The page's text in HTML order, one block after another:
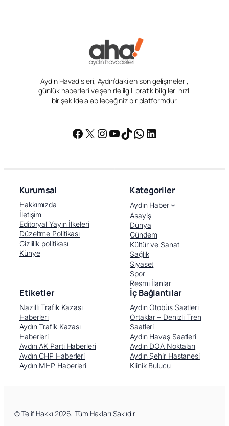
Facebook X (Twitter)
Aydın Havadisleri, Aydın’daki en son gelişmeleri,
günlük haberleri ve şehirle ilgili pratik bilgileri hızlı
bir şekilde alabileceğiniz bir platformdur.
Facebook
X Instagram
YouTube
TikTok
WhatsApp
LinkedIn
Kurumsal
Hakkımızda
İletişim
Editoryal Yayın İlkeleri
Düzeltme Politikası
Gizlilik politikası
Künye
Kategoriler
Aydın Haber
Asayiş
Dünya
Gündem
Kültür ve Sanat
Sağlık
Siyaset
Spor
Resmi İlanlar
Etiketler
Nazilli Trafik Kazası
Haberleri
Aydın Trafik Kazası
Haberleri
Aydın AK Parti Haberleri
Aydın CHP Haberleri
Aydın MHP Haberleri
İç Bağlantılar
Aydın Otobüs Saatleri
Ortaklar – Denizli Tren
Saatleri
Aydın Havaş Saatleri
Aydın DOA Noktaları
Aydın Şehir Hastanesi
Klinik Bulucu
© Telif Hakkı 2026, Tüm Hakları Saklıdır